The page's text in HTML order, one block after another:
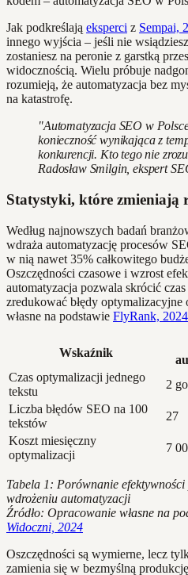
Jak podkreślają eksperci z Sempai,
innego wyjścia – jeśli nie
zostaniesz na peronie z garstką
widocznością. Wielu próbuje
rozumieją, że automatyzacja bez
na katastrofę.
"Automatyzacja SEO w
konieczność wynikająca z
konkurencji. Kto tego nie
Radosław Smilgin, ekspert
Statystyki, które zmieniają
Według najnowszych badań
wdraża automatyzację procesów
w nią nawet 35% całkowitego
Oszczędności czasowe i wzrost
automatyzacja pozwala skrócić czas
zredukować błędy
własne na podstawie FlyRank, 2024
Wskaźnik
Czas optymalizacji jednego
tekstu
2
Liczba błędów SEO na 100
tekstów
27
Koszt miesięczny
optymalizacji
7
Tabela 1: Porównanie
wdrożeniu automatyzacji
Źródło: Opracowanie własne na
Widoczni, 2024
Oszczędności są wymierne, lecz
zamienia się w bezmyślną